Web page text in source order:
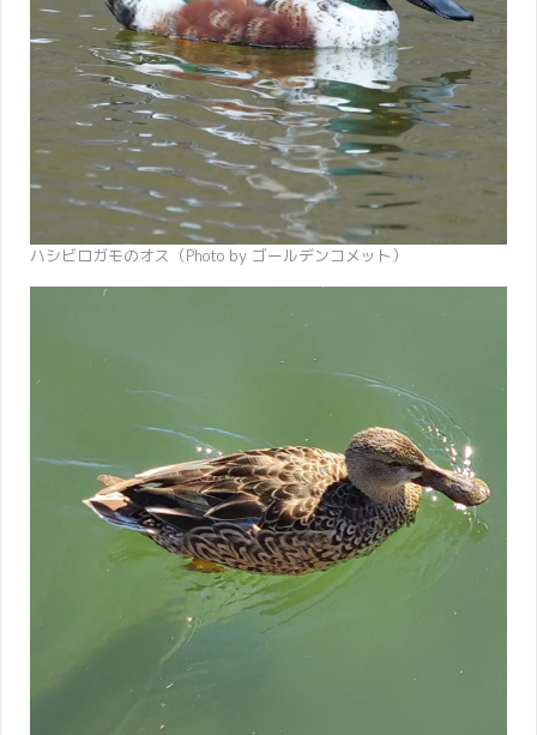
ハシビロガモのオス（Photo by ゴールデンコメット）